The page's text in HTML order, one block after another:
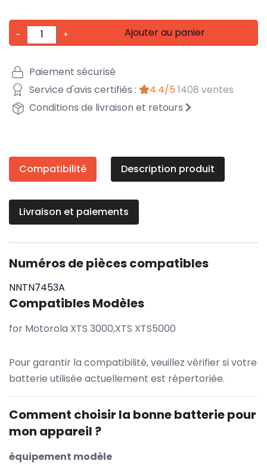
- + Ajouter au panier
Paiement sécurisé
Service d'avis certifiés :
4.4/5 1408 ventes
Conditions de livraison et retours
Compatibilité Description produit
Livraison et paiements
Numéros de pièces compatibles
NNTN7453A
Compatibles Modèles
for Motorola XTS 3000,XTS XTS5000
Pour garantir la compatibilité, veuillez vérifier si votre
batterie utilisée actuellement est répertoriée.
Comment choisir la bonne batterie pour
mon appareil ?
équipement modèle